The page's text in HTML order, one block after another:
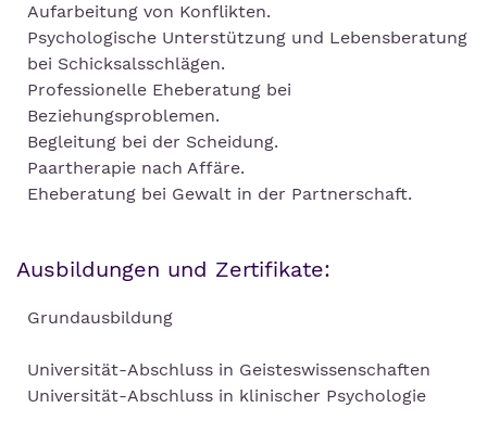
Aufarbeitung von Konflikten.
Psychologische Unterstützung und Lebensberatung
bei Schicksalsschlägen.
Professionelle Eheberatung bei
Beziehungsproblemen.
Begleitung bei der Scheidung.
Paartherapie nach Affäre.
Eheberatung bei Gewalt in der Partnerschaft.
Ausbildungen und Zertifikate:
Grundausbildung
Universität-Abschluss in Geisteswissenschaften
Universität-Abschluss in klinischer Psychologie